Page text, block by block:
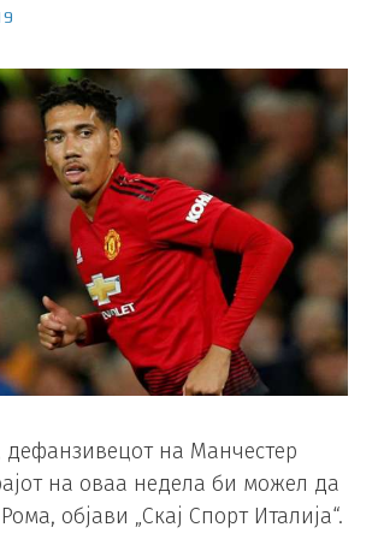
дефанзивецот на Манчестер
на оваа недела би можел да
објави „Скај Спорт Италија“.